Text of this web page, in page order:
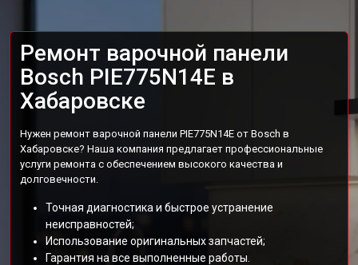
Ремонт варочной панели
Bosch PIE775N14E в
Хабаровске
Нужен ремонт варочной панели PIE775N14E от Bosch в
Хабаровске? Наша компания предлагает профессиональные
услуги ремонта с обеспечением высокого качества и
долговечности.
Точная диагностика и быстрое устранение
неисправностей;
Использование оригинальных запчастей;
Гарантия на все выполненные работы.